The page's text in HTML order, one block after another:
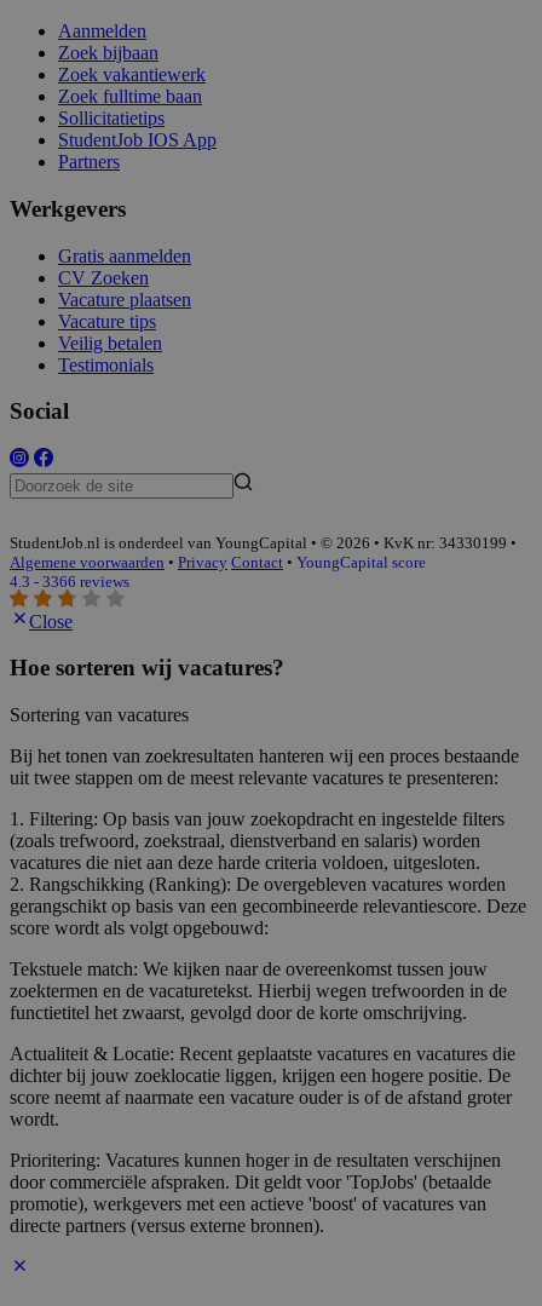
Aanmelden
Zoek bijbaan
Zoek vakantiewerk
Zoek fulltime baan
Sollicitatietips
StudentJob IOS App
Partners
Werkgevers
Gratis aanmelden
CV Zoeken
Vacature plaatsen
Vacature tips
Veilig betalen
Testimonials
Social
StudentJob.nl is onderdeel van YoungCapital • © 2026 • KvK nr: 34330199 •
Algemene voorwaarden • Privacy Contact • YoungCapital score
4.3 - 3366 reviews
Close
Hoe sorteren wij vacatures?
Sortering van vacatures
Bij het tonen van zoekresultaten hanteren wij een proces bestaande
uit twee stappen om de meest relevante vacatures te presenteren:
1. Filtering: Op basis van jouw zoekopdracht en ingestelde filters
(zoals trefwoord, zoekstraal, dienstverband en salaris) worden
vacatures die niet aan deze harde criteria voldoen, uitgesloten.
2. Rangschikking (Ranking): De overgebleven vacatures worden
gerangschikt op basis van een gecombineerde relevantiescore. Deze
score wordt als volgt opgebouwd:
Tekstuele match: We kijken naar de overeenkomst tussen jouw
zoektermen en de vacaturetekst. Hierbij wegen trefwoorden in de
functietitel het zwaarst, gevolgd door de korte omschrijving.
Actualiteit & Locatie: Recent geplaatste vacatures en vacatures die
dichter bij jouw zoeklocatie liggen, krijgen een hogere positie. De
score neemt af naarmate een vacature ouder is of de afstand groter
wordt.
Prioritering: Vacatures kunnen hoger in de resultaten verschijnen
door commerciële afspraken. Dit geldt voor 'TopJobs' (betaalde
promotie), werkgevers met een actieve 'boost' of vacatures van
directe partners (versus externe bronnen).